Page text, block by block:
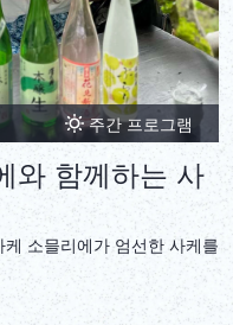
주간 프로그램
와 함께하는 사
소믈리에가 엄선한 사케를